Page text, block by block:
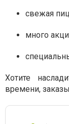
свежая
много
Хотите
времени,